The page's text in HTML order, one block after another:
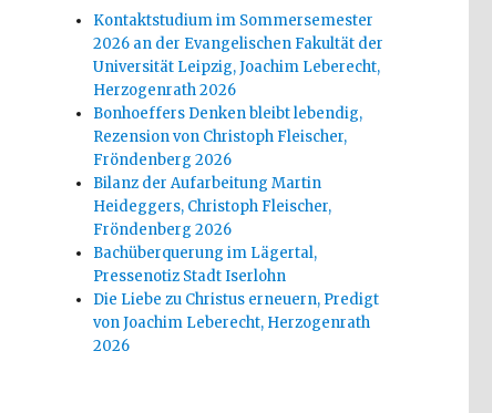
Kontaktstudium im Sommersemester
2026 an der Evangelischen Fakultät der
Universität Leipzig, Joachim Leberecht,
Herzogenrath 2026
Bonhoeffers Denken bleibt lebendig,
Rezension von Christoph Fleischer,
Fröndenberg 2026
Bilanz der Aufarbeitung Martin
Heideggers, Christoph Fleischer,
Fröndenberg 2026
Bachüberquerung im Lägertal,
Pressenotiz Stadt Iserlohn
Die Liebe zu Christus erneuern, Predigt
von Joachim Leberecht, Herzogenrath
2026